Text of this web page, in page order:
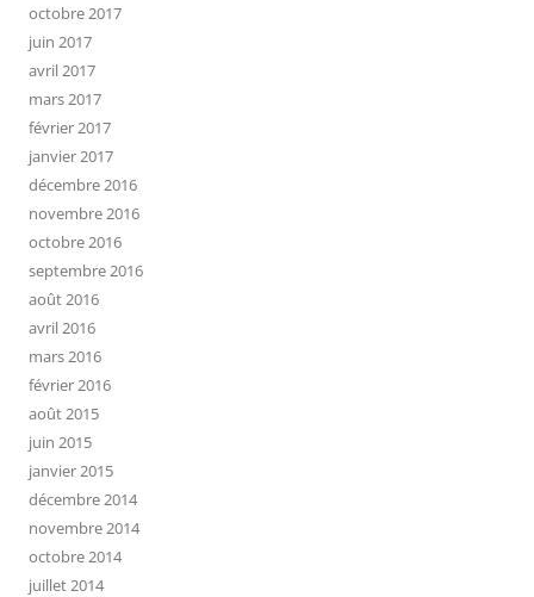
octobre 2017
juin 2017
avril 2017
mars 2017
février 2017
janvier 2017
décembre 2016
novembre 2016
octobre 2016
septembre 2016
août 2016
avril 2016
mars 2016
février 2016
août 2015
juin 2015
janvier 2015
décembre 2014
novembre 2014
octobre 2014
juillet 2014